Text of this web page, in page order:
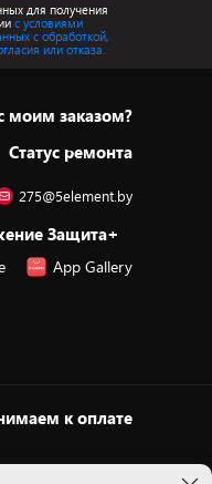
для получения
с условиями
с обработкой,
или отказа.
моим заказом?
Статус ремонта
275@5element.by
Защита+
App Gallery
к оплате